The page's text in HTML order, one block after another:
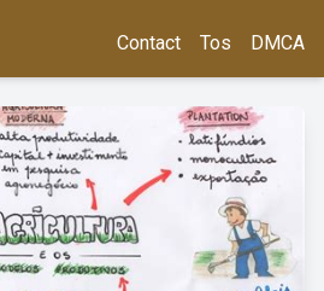
Contact Tos DMCA